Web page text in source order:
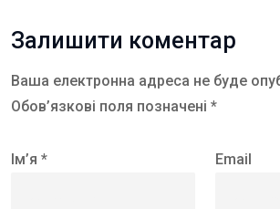
Залишити коментар
Ваша електронна адреса не буде
Обов’язкові поля позначені *
Ім’я * Email